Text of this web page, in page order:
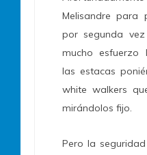
Melisandre para
por segunda
mucho esfuerzo
las estacas
white walkers
mirándolos fijo.
Pero la